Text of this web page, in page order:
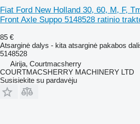
Fiat Ford New Holland 30, 60, M, F,
Front Axle Suppo 5148528 ratinio
85 €
Atsarginė dalys - kita atsarginė pakabos
5148528
Airija, Courtmacsherry
COURTMACSHERRY MACHINERY LTD
Susisiekite su pardavėju